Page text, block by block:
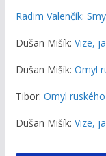
Radim Valenčík:
Dušan Mišík: Vize,
Dušan Mišík: Omyl
Tibor: Omyl
Dušan Mišík: Vize,